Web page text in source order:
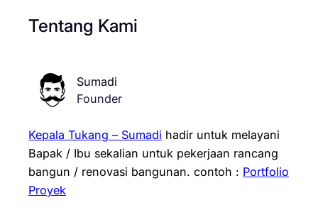
Tentang Kami
Sumadi
Founder
Kepala Tukang – Sumadi hadir untuk melayani
Bapak / Ibu sekalian untuk pekerjaan rancang
bangun / renovasi bangunan. contoh : Portfolio
Proyek